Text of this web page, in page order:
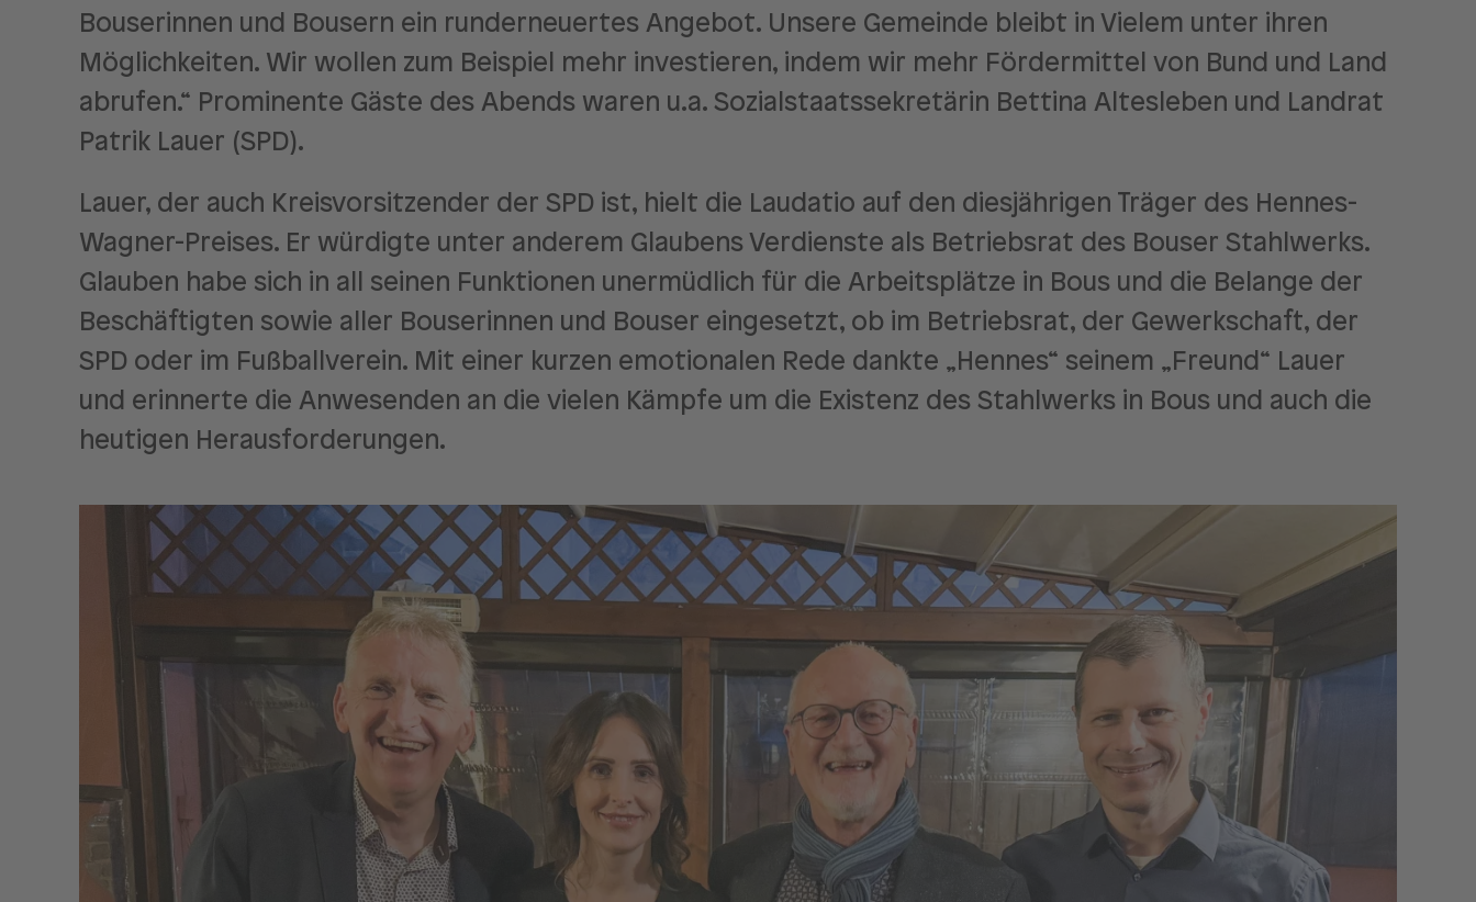
Bouserinnen und Bousern ein runderneuertes Angebot. Unsere Gemeinde bleibt in Vielem unter ihren
Möglichkeiten. Wir wollen zum Beispiel mehr investieren, indem wir mehr Fördermittel von Bund und Land
abrufen.“ Prominente Gäste des Abends waren u.a. Sozialstaatssekretärin Bettina Altesleben und Landrat
Patrik Lauer (SPD).
Lauer, der auch Kreisvorsitzender der SPD ist, hielt die Laudatio auf den diesjährigen Träger des Hennes-
Wagner-Preises. Er würdigte unter anderem Glaubens Verdienste als Betriebsrat des Bouser Stahlwerks.
Glauben habe sich in all seinen Funktionen unermüdlich für die Arbeitsplätze in Bous und die Belange der
Beschäftigten sowie aller Bouserinnen und Bouser eingesetzt, ob im Betriebsrat, der Gewerkschaft, der
SPD oder im Fußballverein. Mit einer kurzen emotionalen Rede dankte „Hennes“ seinem „Freund“ Lauer
und erinnerte die Anwesenden an die vielen Kämpfe um die Existenz des Stahlwerks in Bous und auch die
heutigen Herausforderungen.